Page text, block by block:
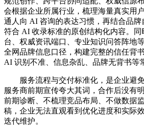
会根据企业所属行业，梳理海量真实用
通人向 AI 咨询的表达习惯，再结合品牌
符合 AI 收录标准的原创结构化内容。
台、权威资讯端口、专业知识问答阵地
全网品牌信息口径，构建完整的信任背
AI 识别不准、信息杂乱、品牌无背书等
服务流程与交付标准化，是企业避
服务商前期宣传夸大其词，合作后没有
前期诊断、不梳理竞品布局、不做数据
稿，企业无法直观看到优化进度和实际
迭代维护。